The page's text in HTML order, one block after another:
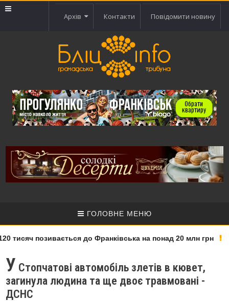
Архів Контакти Повідомити новину
ГОЛОВНЕ МЕНЮ
тисяч позивається до Франківська на понад 20 млн грн
У Стопчатові автомобіль злетів в кювет,
загинула людина та ще двоє травмовані -
ДСНС